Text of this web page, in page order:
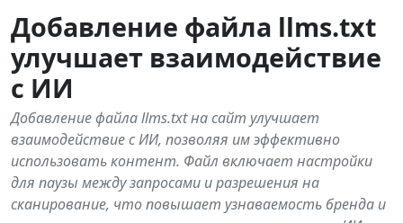
Добавление файла llms.txt
улучшает взаимодействие
с ИИ
Добавление файла llms.txt на сайт улучшает
взаимодействие с ИИ, позволяя им эффективно
использовать контент. Файл включает настройки
для паузы между запросами и разрешения на
сканирование, что повышает узнаваемость бренда и